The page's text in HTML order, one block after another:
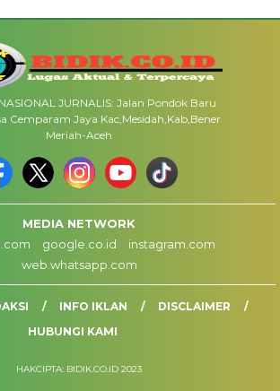
JURNALIS: Jalan Pondok Baru
Cemparam Jaya Kac,Mesidah,Kab,Bener
Meriah-Aceh
MEDIA NETWORK
google.co.id
instagram.com
web.whatsapp.com
INFO IKLAN
DISCLAIMER
HUBUNGI KAMI
HAKCIPTA: BIDIK.CO.ID 2023